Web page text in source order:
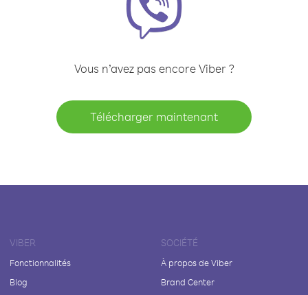
Vous n’avez pas encore Viber ?
Télécharger maintenant
VIBER
Fonctionnalités
Blog
SOCIÉTÉ
À propos de Viber
Brand Center